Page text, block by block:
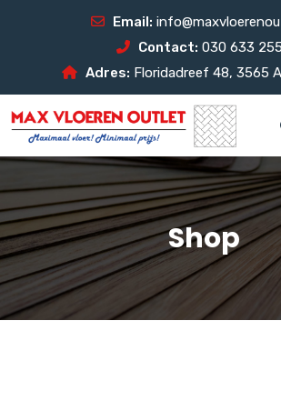
Email:
Contact: 030 633
Adres: Floridadreef 48, 3565
Shop